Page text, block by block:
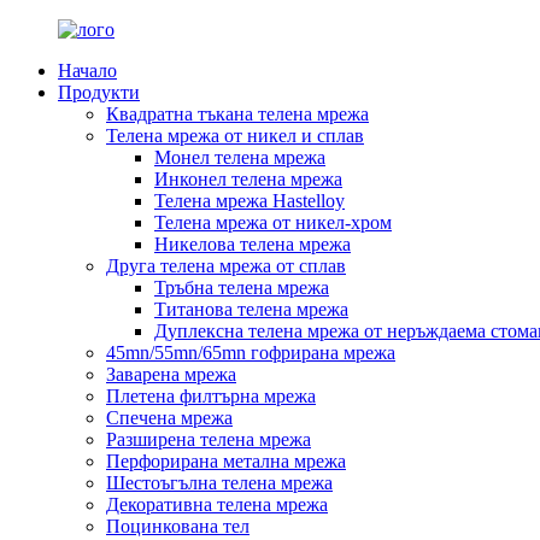
Начало
Продукти
Квадратна тъкана телена мрежа
Телена мрежа от никел и сплав
Монел телена мрежа
Инконел телена мрежа
Телена мрежа Hastelloy
Телена мрежа от никел-хром
Никелова телена мрежа
Друга телена мрежа от сплав
Тръбна телена мрежа
Титанова телена мрежа
Дуплексна телена мрежа от неръждаема
45mn/55mn/65mn гофрирана мрежа
Заварена мрежа
Плетена филтърна мрежа
Спечена мрежа
Разширена телена мрежа
Перфорирана метална мрежа
Шестоъгълна телена мрежа
Декоративна телена мрежа
Поцинкована тел